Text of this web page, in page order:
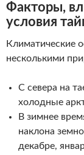
Факторы,
условия
Климатические
несколькими
С севера на
холодные
В зимнее
наклона
декабре,